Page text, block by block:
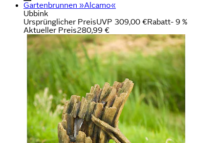
Gartenbrunnen »Alcamo«
Ubbink
Ursprünglicher PreisUVP 309,00 €Rabatt- 9 %
Aktueller Preis280,99 €